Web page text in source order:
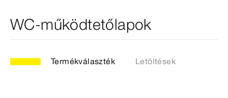
WC-működtetőlapok
Termékválaszték Letöltések